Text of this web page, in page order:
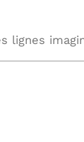
lignes